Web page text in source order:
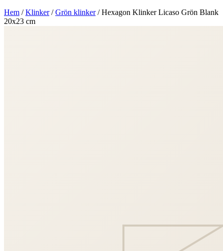
Hem /Klinker/Grön klinker/Hexagon Klinker Licaso Grön Blank
20x23 cm